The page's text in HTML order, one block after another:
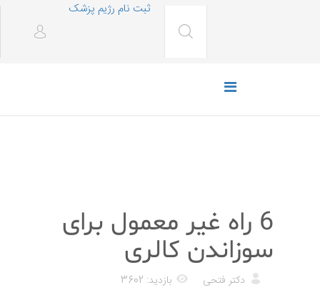
ثبت نام رژیم پزشک
6 راه غیر معمول برای
سوزاندن کالری
دکتر فتحی بازدید: 3602